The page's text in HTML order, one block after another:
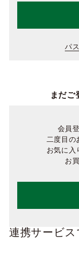
パ
まだご
会員
二度目の
お気に入
お
連携サービ